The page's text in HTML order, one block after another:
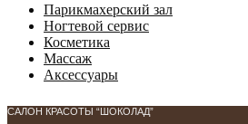
Парикмахерский зал
Ногтевой сервис
Косметика
Массаж
Аксессуары
САЛОН КРАСОТЫ “ШОКОЛАД”